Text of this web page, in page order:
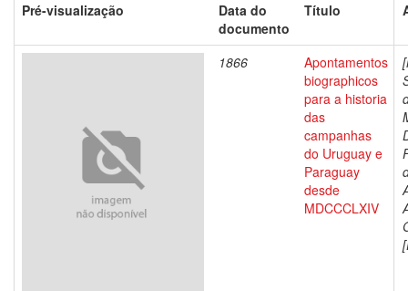
Pré-visualização
Data do
documento
Título
1866
Apontamentos
biographicos
para a historia
das
campanhas
do Uruguay e
Paraguay
desde
MDCCCLXIV